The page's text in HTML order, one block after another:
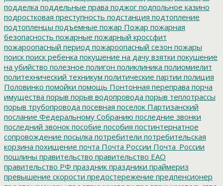
подделка поддельные права поджог подпольное казино
подростковая преступность подстанция подтопление
подтопленцы подъемные пожар Пожар пожарная
безопасность пожарные пожарный кроссфит
пожароопасный период пожароопасный сезон пожары
поиск поиск ребенка покушение на дачу взятки покушение
на убийство полезное полигон поликлиника полиомиелит
политехнический техникум политические партии полиция
Половинко помойки помощь Понтонная переправа порча
имущества порыв порыв водопровода порыв теплотрассы
порыв трубопровода посевная поселок Партизанский
послание Федеральному Собранию последние звонки
последний звонок пособие пособия постинтернатное
сопровождение посылка потребители потребительская
корзина похищение почта Почта России Почта_России
пошлины правительство правительство ЕАО
правительство РФ праздник праздники праймериз
превышение скорости предостережение предпенсионер